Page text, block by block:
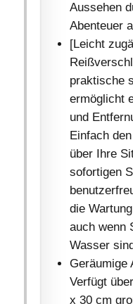
Aussehen
Abenteuer
[Leicht
praktische
ermöglicht
und
Einfach
über Ihre
sofortigen
die
auch wenn
Wasser
Geräumige
Verfügt
x 30 cm